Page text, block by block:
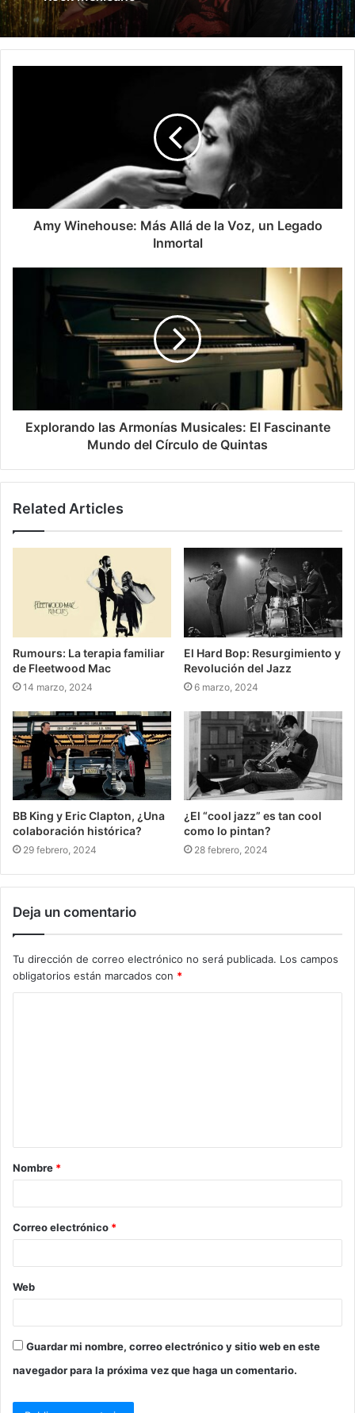
Amy Winehouse: Más Allá de la Voz, un Legado
Inmortal
Explorando las Armonías Musicales: El Fascinante
Mundo del Círculo de Quintas
Related Articles
Rumours: La terapia familiar
de Fleetwood Mac
14 marzo, 2024
El Hard Bop: Resurgimiento y
Revolución del Jazz
6 marzo, 2024
BB King y Eric Clapton, ¿Una
colaboración histórica?
29 febrero, 2024
¿El “cool jazz” es tan cool
como lo pintan?
28 febrero, 2024
Deja un comentario
Tu dirección de correo electrónico no será publicada. Los campos
obligatorios están marcados con *
Nombre *
Correo electrónico *
Web
Guardar mi nombre, correo electrónico y sitio web en este
navegador para la próxima vez que haga un comentario.